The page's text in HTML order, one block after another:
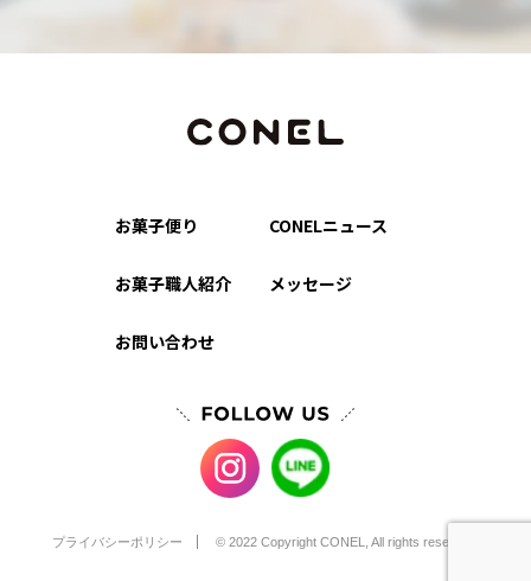
お菓子便り CONELニュース
お菓子職人紹介 メッセージ
お問い合わせ
プライバシーポリシー © 2022 Copyright CONEL, All rights reserved.